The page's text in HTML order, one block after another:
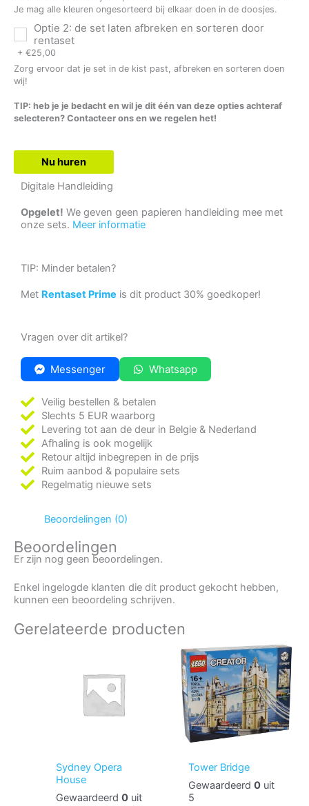
Je mag alle kleuren ongesorteerd bij elkaar doen in de doosjes.
Optie 2: de set laten afbreken en sorteren door
rentaset
+ €25,00
Zorg ervoor dat je set in de kist past, afbreken en sorteren doen
wij!
TIP: heb je je bedacht en wil je dit één van deze opties achteraf
selecteren? Contacteer ons en we regelen het!
Nu huren
Digitale Handleiding
Opgelet! We geven geen papieren handleiding mee met
onze sets. Meer informatie
TIP: Minder betalen?
Met Rentaset Prime is dit product 30% goedkoper!
Vragen over dit artikel?
Messenger Whatsapp
Veilig bestellen & betalen
Slechts 5 EUR waarborg
Levering tot aan de deur in Belgie & Nederland
Afhaling is ook mogelijk
Retour altijd inbegrepen in de prijs
Ruim aanbod & populaire sets
Regelmatig nieuwe sets
Beoordelingen (0)
Beoordelingen
Er zijn nog geen beoordelingen.
Enkel ingelogde klanten die dit product gekocht hebben,
kunnen een beoordeling schrijven.
Gerelateerde producten
Sydney Opera
House
Gewaardeerd0 uit
Tower Bridge
Gewaardeerd0 uit
5